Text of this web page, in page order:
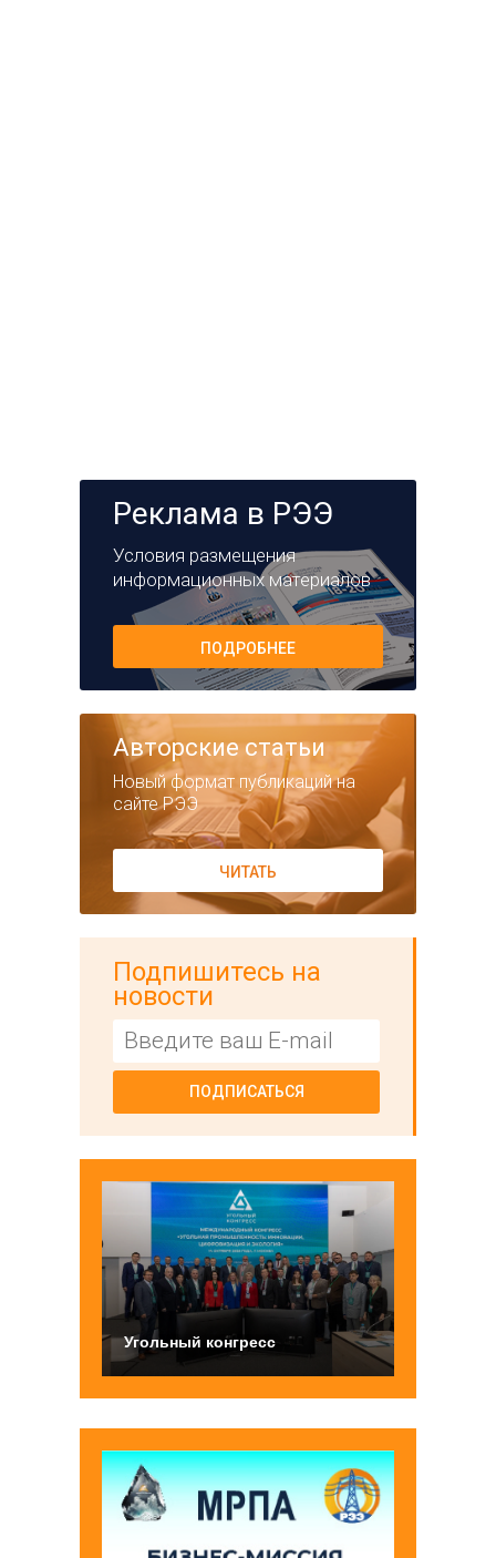
Реклама в РЭЭ
Условия размещения
информационных материалов
ПОДРОБНЕЕ
Авторские статьи
Новый формат публикаций на
сайте РЭЭ
ЧИТАТЬ
Подпишитесь на
новости
ПОДПИСАТЬСЯ
Угольный конгресс